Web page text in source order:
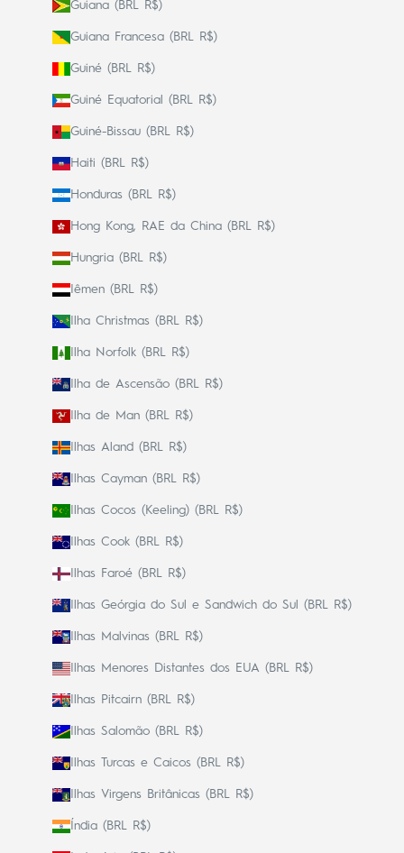
Guiana (BRL R$)
Guiana Francesa (BRL R$)
Guiné (BRL R$)
Guiné Equatorial (BRL R$)
Guiné-Bissau (BRL R$)
Haiti (BRL R$)
Honduras (BRL R$)
Hong Kong, RAE da China (BRL R$)
Hungria (BRL R$)
Iêmen (BRL R$)
Ilha Christmas (BRL R$)
Ilha Norfolk (BRL R$)
Ilha de Ascensão (BRL R$)
Ilha de Man (BRL R$)
Ilhas Aland (BRL R$)
Ilhas Cayman (BRL R$)
Ilhas Cocos (Keeling) (BRL R$)
Ilhas Cook (BRL R$)
Ilhas Faroé (BRL R$)
Ilhas Geórgia do Sul e Sandwich do Sul (BRL R$)
Ilhas Malvinas (BRL R$)
Ilhas Menores Distantes dos EUA (BRL R$)
Ilhas Pitcairn (BRL R$)
Ilhas Salomão (BRL R$)
Ilhas Turcas e Caicos (BRL R$)
Ilhas Virgens Britânicas (BRL R$)
Índia (BRL R$)